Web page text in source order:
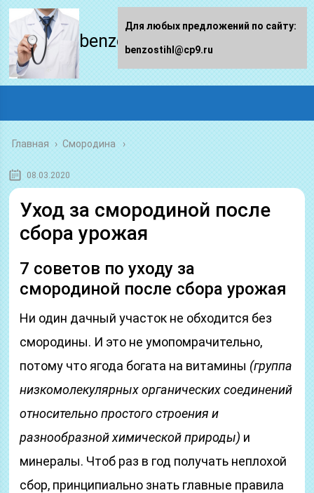
benzostihl.ru
Главная › Смородина
08.03.2020
Уход за смородиной после
сбора урожая
7 советов по уходу за
смородиной после сбора урожая
Ни один дачный участок не обходится без
смородины. И это не умопомрачительно,
потому что ягода богата на витамины (группа
низкомолекулярных органических соединений
относительно простого строения и
разнообразной химической природы) и
минералы. Чтоб раз в год получать неплохой
сбор, принципиально знать главные правила
Для любых предложений по сайту:
benzostihl@cp9.ru